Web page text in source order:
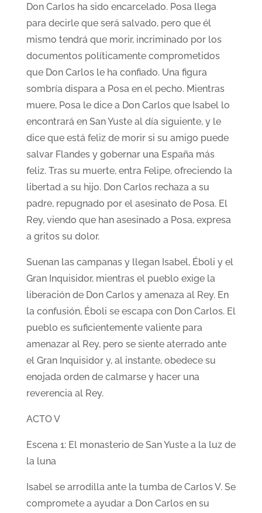
Don Carlos ha sido encarcelado. Posa llega
para decirle que será salvado, pero que él
mismo tendrá que morir, incriminado por los
documentos políticamente comprometidos
que Don Carlos le ha confiado. Una figura
sombría dispara a Posa en el pecho. Mientras
muere, Posa le dice a Don Carlos que Isabel lo
encontrará en San Yuste al día siguiente, y le
dice que está feliz de morir si su amigo puede
salvar Flandes y gobernar una España más
feliz. Tras su muerte, entra Felipe, ofreciendo la
libertad a su hijo. Don Carlos rechaza a su
padre, repugnado por el asesinato de Posa. El
Rey, viendo que han asesinado a Posa, expresa
a gritos su dolor.
Suenan las campanas y llegan Isabel, Éboli y el
Gran Inquisidor, mientras el pueblo exige la
liberación de Don Carlos y amenaza al Rey. En
la confusión, Éboli se escapa con Don Carlos. El
pueblo es suficientemente valiente para
amenazar al Rey, pero se siente aterrado ante
el Gran Inquisidor y, al instante, obedece su
enojada orden de calmarse y hacer una
reverencia al Rey.
ACTO V
Escena 1: El monasterio de San Yuste a la luz de
la luna
Isabel se arrodilla ante la tumba de Carlos V. Se
compromete a ayudar a Don Carlos en su